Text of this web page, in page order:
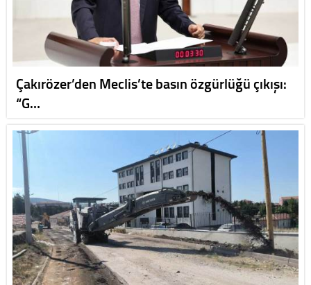
Çakırözer’den Meclis’te basın özgürlüğü çıkışı:
“G…